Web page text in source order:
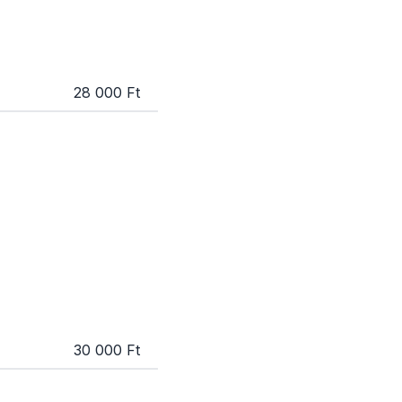
28 000 Ft
30 000 Ft